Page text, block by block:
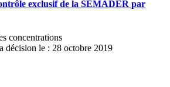
exclusif de la SEMADER par
concentrations
décision le : 28 octobre 2019